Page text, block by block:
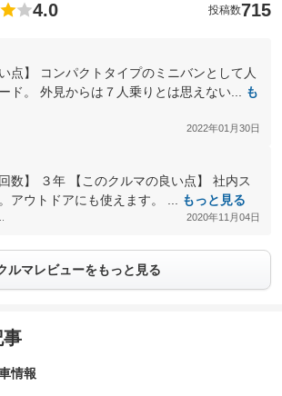
4.0 投稿数715
点】 コンパクトタイプのミニバンとして人
ド。 外見からは７人乗りとは思えない...
も
2022年01月30日
数】 ３年 【このクルマの良い点】 社内ス
アウトドアにも使えます。 ...
もっと見る
2020年11月04日
ルマレビューをもっと見る
事
情報